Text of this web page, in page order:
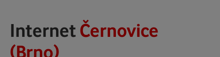
Internet Černovice
(Brno)